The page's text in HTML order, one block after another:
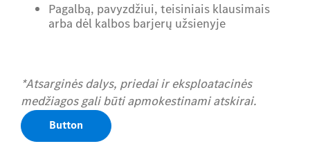
Pagalbą, pavyzdžiui, teisiniais klausimais
arba dėl kalbos barjerų užsienyje
*Atsarginės dalys, priedai ir eksploatacinės
medžiagos gali būti apmokestinami atskirai.
Button